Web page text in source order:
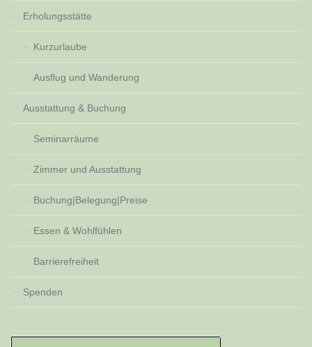
Erholungsstätte
Kurzurlaube
Ausflug und Wanderung
Ausstattung & Buchung
Seminarräume
Zimmer und Ausstattung
Buchung|Belegung|Preise
Essen & Wohlfühlen
Barrierefreiheit
Spenden